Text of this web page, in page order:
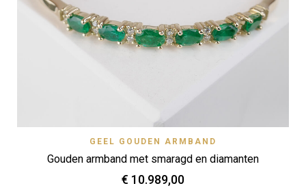
GEEL GOUDEN ARMBAND
Gouden armband met smaragd en diamanten
€ 10.989,00